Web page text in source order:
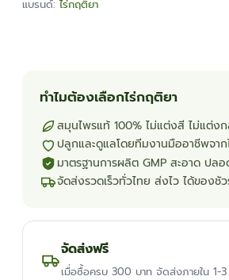
แบรนด์: ไร่กฤติยา
ทำไมต้องเลือกไร่กฤติยา
สมุนไพรแท้ 100% ไม่แต่งสี ไม่แต่ง
ปลูกและดูแลโดยทีมงานมืออาชีพจาก
มาตรฐานการผลิต GMP สะอาด ปล
จัดส่งรวดเร็วทั่วไทย ส่งไว ได้ของชั
จัดส่งฟรี
เมื่อซื้อครบ 300 บาท จัดส่งภายใน 1-3